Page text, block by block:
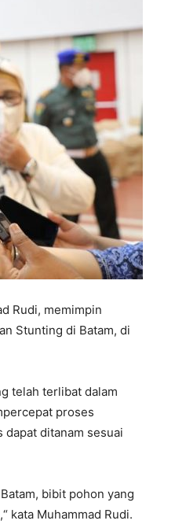
Rudi, memimpin
Stunting di Batam, di
telah terlibat dalam
proses
dapat ditanam sesuai
bibit pohon yang
kata Muhammad Rudi.